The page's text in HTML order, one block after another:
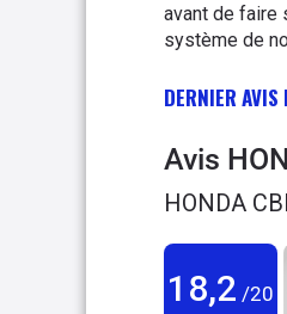
avant de faire
système de
DERNIER
Avis
HONDA
18,2 /20